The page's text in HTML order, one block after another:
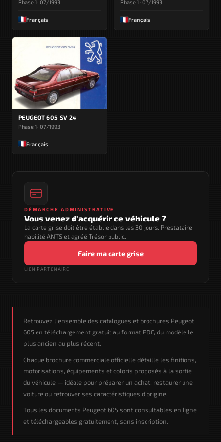
Phase 1 · 07/1993
Français
Phase 1 · 07/1993
Français
PEUGEOT 605 SV 24
Phase 1 · 07/1993
Français
DÉMARCHE ADMINISTRATIVE
Vous venez d'acquérir ce véhicule ?
La carte grise doit être établie dans les 30 jours. Prestataire
habilité ANTS et agréé Trésor public.
Faire ma carte grise
LIEN PARTENAIRE
Retrouvez l'ensemble des catalogues et brochures Peugeot
605 en téléchargement gratuit au format PDF, du modèle le
plus ancien au plus récent.
Chaque brochure commerciale officielle détaille les finitions,
motorisations, équipements et coloris proposés à la sortie
du véhicule — idéale pour préparer un achat, restaurer une
voiture ou retrouver ses caractéristiques d'origine.
Tous les documents Peugeot 605 sont consultables en ligne
et téléchargeables gratuitement, sans inscription.